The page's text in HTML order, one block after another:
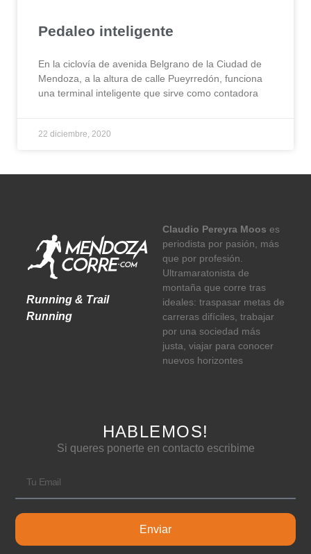
Pedaleo inteligente
En la ciclovía de avenida Belgrano de la Ciudad de
Mendoza, a la altura de calle Pueyrredón, funciona
una terminal inteligente que sirve como contadora
22 diciembre, 2020
Running & Trail
Running
Claudio Pereyra Moos es
periodista por pasión, más
que por profesión.
Ultramaratonista de
montaña que corre tras
ideales: traspasar metas de
carreras difíciles, trabajar
por una sociedad más
justa, viajar para conocer
nuevos horizontes
HABLEMOS!
Si queres ponerte en contacto escribime
Enviar